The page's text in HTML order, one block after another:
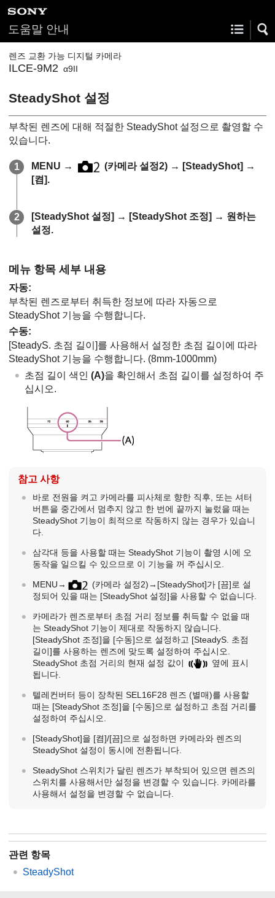
도움말 안내
렌즈 교환 가능 디지털 카메라
ILCE-9M2 α9II
SteadyShot 설정
부착된 렌즈에 대해 적절한 SteadyShot 설정으로 촬영할 수
있습니다.
MENU → (카메라 설정2) → [SteadyShot] →
[켬].
[SteadyShot 설정] → [SteadyShot 조정] → 원하는
설정.
메뉴 항목 세부 내용
자동:
부착된 렌즈로부터 취득한 정보에 따라 자동으로
SteadyShot 기능을 수행합니다.
수동:
[SteadyS. 초점 길이]를 사용해서 설정한 초점 길이에 따라
SteadyShot 기능을 수행합니다. (8mm-1000mm)
초점 길이 색인 (A)을 확인해서 초점 길이를 설정하여 주
십시오.
참고 사항
바로 전원을 켜고 카메라를 피사체로 향한 직후, 또는 셔터
버튼을 중간에서 멈추지 않고 한 번에 끝까지 눌렀을 때는
SteadyShot 기능이 최적으로 작동하지 않는 경우가 있습니
다.
삼각대 등을 사용할 때는 SteadyShot 기능이 촬영 시에 오
동작을 일으킬 수 있으므로 이 기능을 꺼 주십시오.
MENU→ (카메라 설정2)→ [SteadyShot]가 [끔]로 설
정되어 있을 때는 [SteadyShot 설정]을 사용할 수 없습니다.
카메라가 렌즈로부터 초점 거리 정보를 취득할 수 없을 때
는 SteadyShot 기능이 제대로 작동하지 않습니다.
[SteadyShot 조정]을 [수동]으로 설정하고 [SteadyS. 초점
길이]를 사용하는 렌즈에 맞도록 설정하여 주십시오.
SteadyShot 초점 거리의 현재 설정 값이
옆에 표시
됩니다.
텔레컨버터 등이 장착된 SEL16F28 렌즈 (별매)를 사용할
때는 [SteadyShot 조정]을 [수동]으로 설정하고 초점 거리를
설정하여 주십시오.
[SteadyShot]을 [켬]/[끔]으로 설정하면 카메라와 렌즈의
SteadyShot 설정이 동시에 전환됩니다.
SteadyShot 스위치가 달린 렌즈가 부착되어 있으면 렌즈의
스위치를 사용해서만 설정을 변경할 수 있습니다. 카메라를
사용해서 설정을 변경할 수 없습니다.
관련 항목
SteadyShot